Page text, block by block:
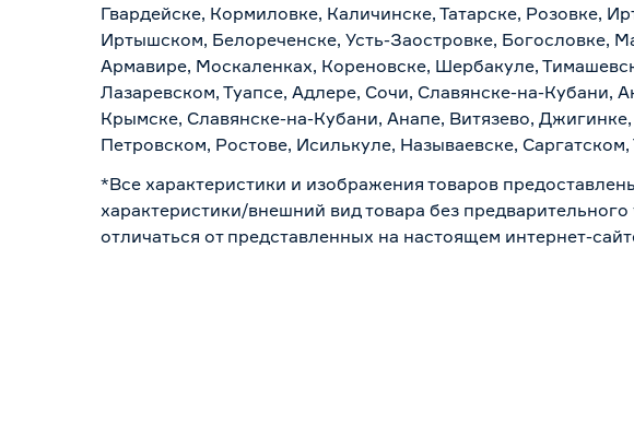
Гвардейске, Кормиловке, Каличинске, Татарске, Розовке,
Иртышском, Белореченске, Усть-Заостровке, Богословке,
Армавире, Москаленках, Кореновске, Шербакуле,
Лазаревском, Туапсе, Адлере, Сочи, Славянске-на-Кубани,
Крымске, Славянске-на-Кубани, Анапе, Витязево,
Петровском, Ростове, Исилькуле, Называевске,
*Все характеристики и изображения товаров
характеристики/внешний вид товара без
отличаться от представленных на настоящем интернет-